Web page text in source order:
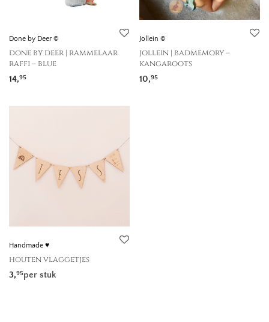
Done by Deer ©
done by deer | rammelaar
raffi – blue
14,95
Jollein ©
jollein | badmemory –
kangaroots
10,95
Handmade ♥
houten vlaggetjes
3,95per stuk